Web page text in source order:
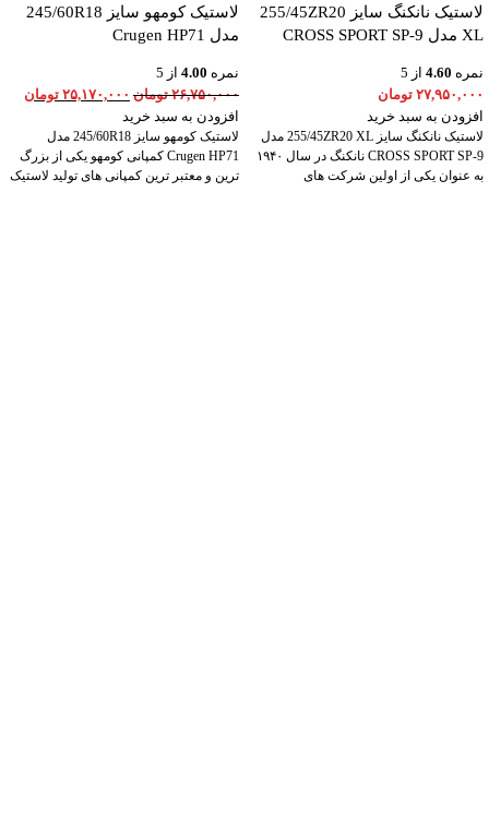
لاستیک نانکنگ سایز 255/45ZR20
XL مدل CROSS SPORT SP-9
نمره 4.60 از 5
۲۷,۹۵۰,۰۰۰ تومان
افزودن به سبد خرید
لاستیک نانکنگ سایز 255/45ZR20 XL مدل
CROSS SPORT SP-9 نانکنگ در سال ۱۹۴۰
به عنوان یکی از اولین شرکت های
لاستیک کومهو سایز 245/60R18
مدل Crugen HP71
نمره 4.00 از 5
۲۶,۷۵۰,۰۰۰ تومان ۲۵,۱۷۰,۰۰۰ تومان
افزودن به سبد خرید
لاستیک کومهو سایز 245/60R18 مدل
Crugen HP71 کمپانی کومهو یکی از بزرگ
ترین و معتبر ترین کمپانی های تولید لاستیک